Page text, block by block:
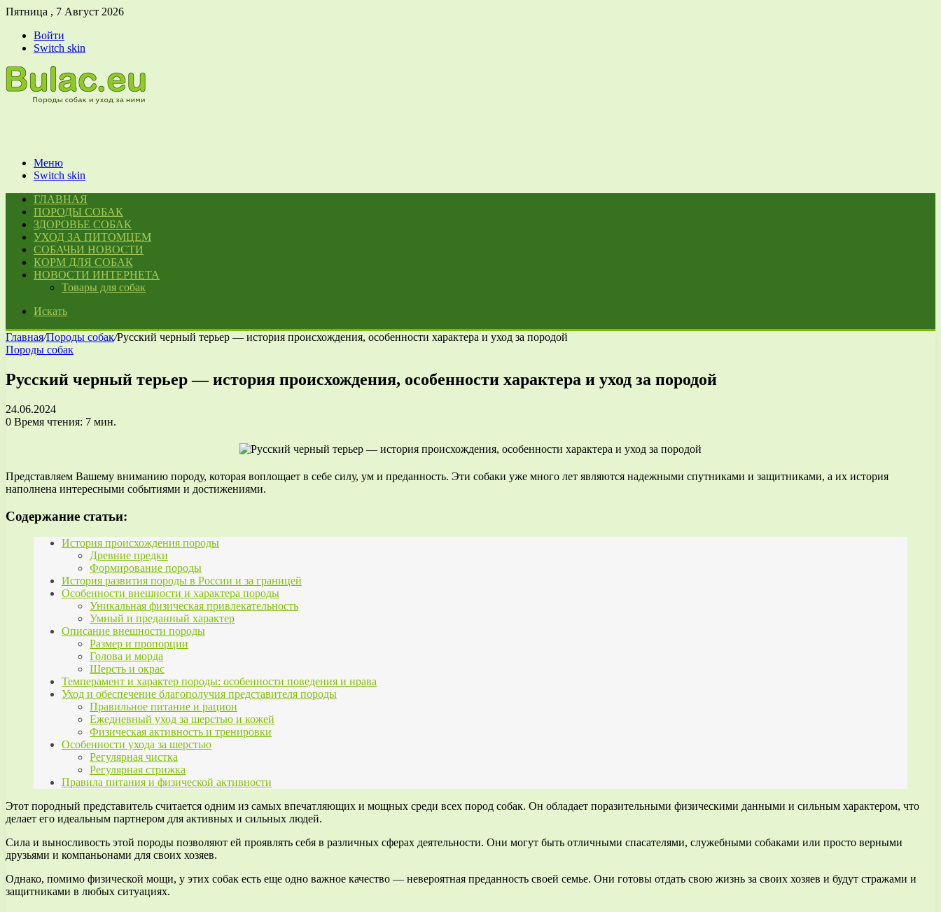
Пятница , 7 Август 2026
Войти
Switch skin
Меню
Switch skin
ГЛАВНАЯ
ПОРОДЫ СОБАК
ЗДОРОВЬЕ СОБАК
УХОД ЗА ПИТОМЦЕМ
СОБАЧЬИ НОВОСТИ
КОРМ ДЛЯ СОБАК
НОВОСТИ ИНТЕРНЕТА
Товары для собак
Искать
Главная/Породы собак/Русский черный терьер — история происхождения, особенности характера и уход за породой
Породы собак
Русский черный терьер — история происхождения, особенности характера и уход за породой
24.06.2024
0 Время чтения: 7 мин.
Представляем Вашему вниманию породу, которая воплощает в себе силу, ум и преданность. Эти собаки уже много лет являются надежными спутниками и защитниками, а их история
наполнена интересными событиями и достижениями.
Содержание статьи:
История происхождения породы
Древние предки
Формирование породы
История развития породы в России и за границей
Особенности внешности и характера породы
Уникальная физическая привлекательность
Умный и преданный характер
Описание внешности породы
Размер и пропорции
Голова и морда
Шерсть и окрас
Темперамент и характер породы: особенности поведения и нрава
Уход и обеспечение благополучия представителя породы
Правильное питание и рацион
Ежедневный уход за шерстью и кожей
Физическая активность и тренировки
Особенности ухода за шерстью
Регулярная чистка
Регулярная стрижка
Правила питания и физической активности
Этот породный представитель считается одним из самых впечатляющих и мощных среди всех пород собак. Он обладает поразительными физическими данными и сильным характером, что
делает его идеальным партнером для активных и сильных людей.
Сила и выносливость этой породы позволяют ей проявлять себя в различных сферах деятельности. Они могут быть отличными спасателями, служебными собаками или просто верными
друзьями и компаньонами для своих хозяев.
Однако, помимо физической мощи, у этих собак есть еще одно важное качество — невероятная преданность своей семье. Они готовы отдать свою жизнь за своих хозяев и будут стражами и
защитниками в любых ситуациях.